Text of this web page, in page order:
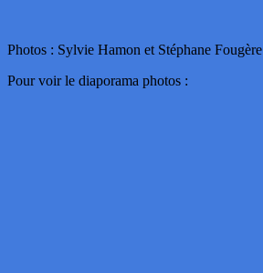
Photos : Sylvie Hamon et Stéphane Fougère
Pour voir le diaporama photos :